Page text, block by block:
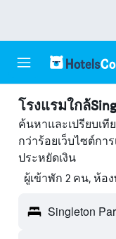
โรงแรมใกล้
ค้นหาและเปรียบเที
กว่าร้อยเว็บไซต์กา
ประหยัดเงิน
ผู้เข้าพัก 2 คน, ห้อ
Singleton